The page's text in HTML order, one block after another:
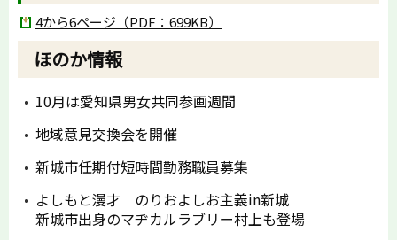
4から6ページ（PDF：699KB）
ほのか情報
10月は愛知県男女共同参画週間
地域意見交換会を開催
新城市任期付短時間勤務職員募集
よしもと漫才 のりおよしお主義in新城
新城市出身のマヂカルラブリー村上も登場